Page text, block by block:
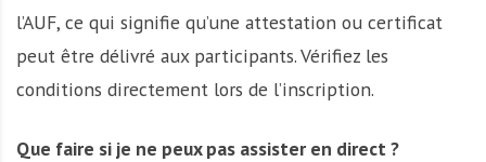
l’AUF, ce qui signifie qu’une attestation ou certificat
peut être délivré aux participants. Vérifiez les
conditions directement lors de l’inscription.
Que faire si je ne peux pas assister en direct ?